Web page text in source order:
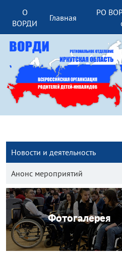
О
ВОРДИ
Главная
РО
Новости и деятельность
Анонс мероприятий
Фотогалерея